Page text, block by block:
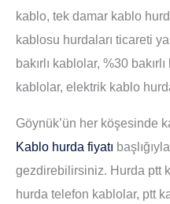
kablo, tek damar kablo
kablosu hurdaları ticareti
bakırlı kablolar, %30
kablolar, elektrik kablo
Göynük’ün her köşesinde
Kablo hurda fiyatı
gezdirebilirsiniz. Hurda ptt
hurda telefon kablolar, ptt